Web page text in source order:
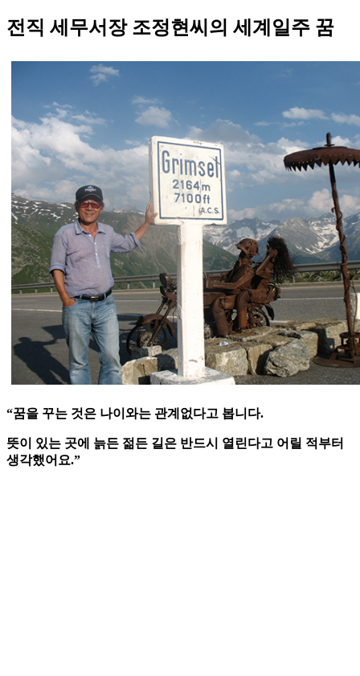
전직 세무서장 조정현씨의 세계일주 꿈
“꿈을 꾸는 것은 나이와는 관계없다고 봅니다.
뜻이 있는 곳에 늙든 젊든 길은 반드시 열린다고 어릴 적부터
생각했어요.”